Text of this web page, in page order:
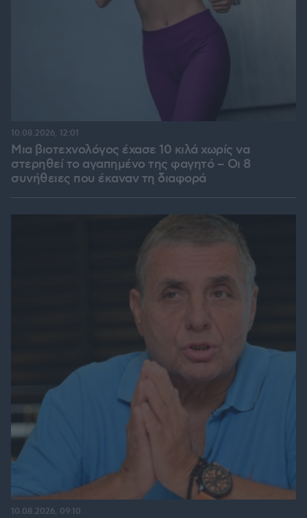
Μια βιοτεχνολόγος έχασε 10 κιλά χωρίς να
στερηθεί το αγαπημένο της φαγητό – Οι 8
συνήθειες που έκαναν τη διαφορά
10.08.2026, 12:01
10.08.2026, 09:10